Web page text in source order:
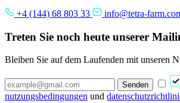
+4 (144) 68 803 33 info@tetra-
Treten Sie noch heute unserer
Bleiben Sie auf dem Laufenden mit unseren
Senden
nutzungsbedingungen und